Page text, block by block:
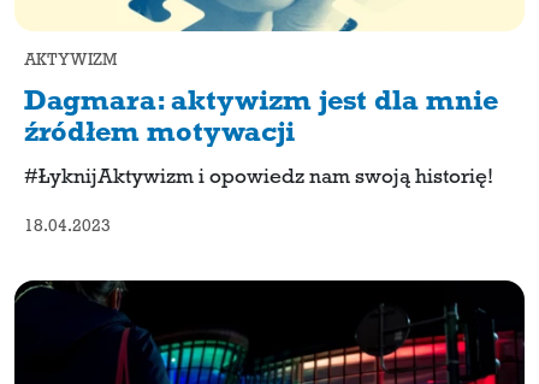
AKTYWIZM
Dagmara: aktywizm jest dla mnie
źródłem motywacji
#ŁyknijAktywizm i opowiedz nam swoją historię!
18.04.2023